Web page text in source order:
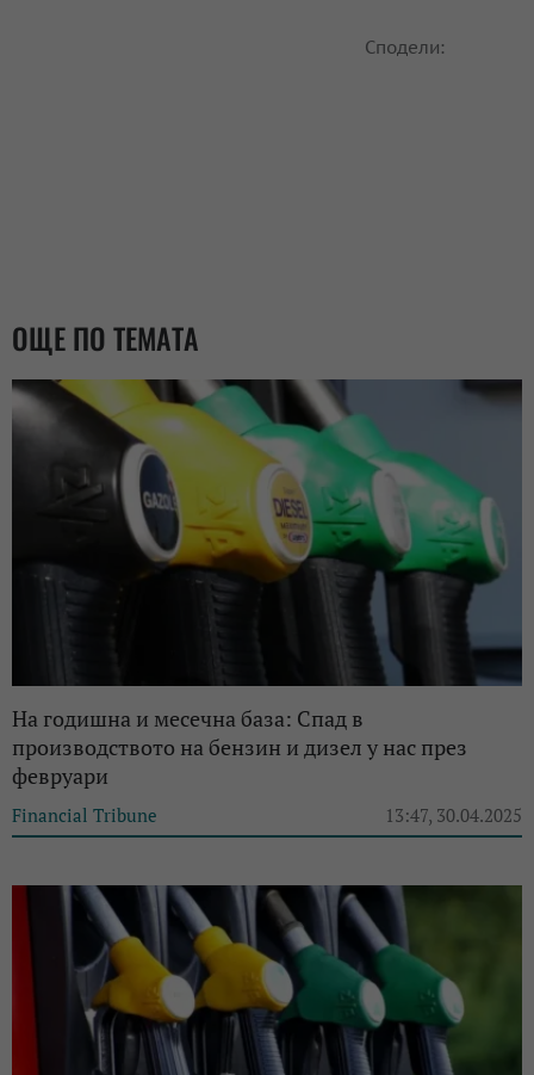
Сподели:
ОЩЕ ПО ТЕМАТА
На годишна и месечна база: Спад в
производството на бензин и дизел у нас през
февруари
Financial Tribune 13:47, 30.04.2025